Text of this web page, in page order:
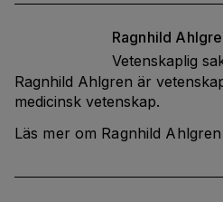
Ragnhild
Vetenskaplig
Ragnhild Ahlgren är
medicinsk vetenskap.
Läs mer om Ragnhild Ahlgren